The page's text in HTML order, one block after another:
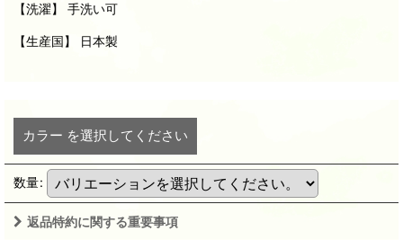
【洗濯】 手洗い可
【生産国】 日本製
カラー を選択してください
数量:
返品特約に関する重要事項